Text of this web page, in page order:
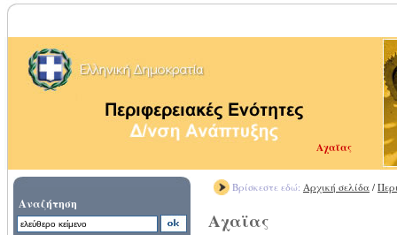
Αχαϊας
Αναζήτηση
Βρίσκεστε εδώ: Αρχική σελίδα /
Αχαϊας